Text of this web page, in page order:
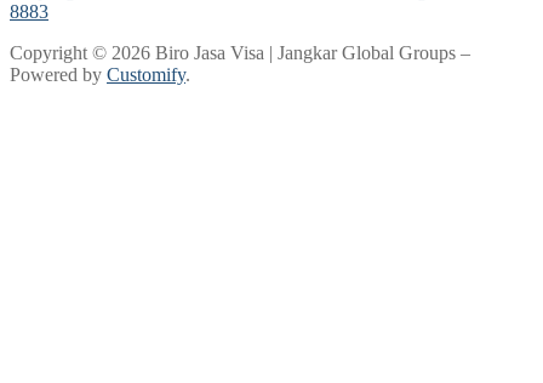
8883
Copyright © 2026 Biro Jasa Visa | Jangkar Global Groups –
Powered by Customify.